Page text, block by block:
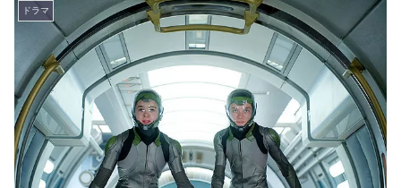
ドラマ